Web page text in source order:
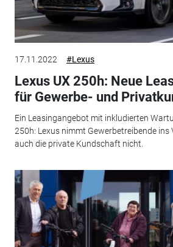
17.11.2022 #Lexus
Lexus UX 250h: Neue
für Gewerbe- und
Ein Leasingangebot mit inkludierten
250h: Lexus nimmt Gewerbetreibende ins
auch die private Kundschaft nicht.